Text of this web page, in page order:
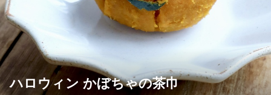
ハロウィン かぼちゃの茶巾